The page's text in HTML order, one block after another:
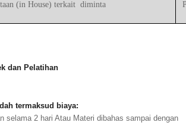
(in House) terkait diminta
dan Pelatihan
termaksud biaya:
selama 2 hari Atau Materi dibahas sampai dengan